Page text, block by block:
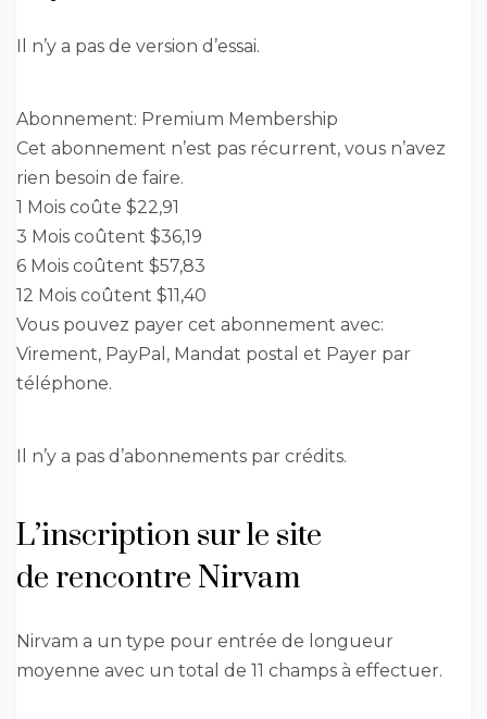
Il n’y a pas de version d’essai.
Abonnement: Premium Membership
Cet abonnement n’est pas récurrent, vous n’avez
rien besoin de faire.
1 Mois coûte $22,91
3 Mois coûtent $36,19
6 Mois coûtent $57,83
12 Mois coûtent $11,40
Vous pouvez payer cet abonnement avec:
Virement, PayPal, Mandat postal et Payer par
téléphone.
Il n’y a pas d’abonnements par crédits.
L’inscription sur le site
de rencontre Nirvam
Nirvam a un type pour entrée de longueur
moyenne avec un total de 11 champs à effectuer.